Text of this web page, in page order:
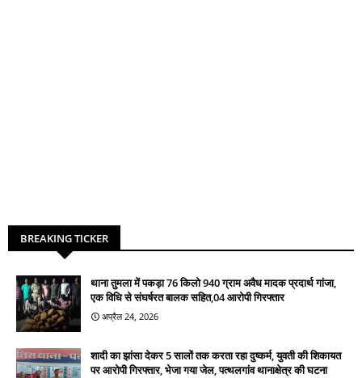
BREAKING TICKER
थाना तुमला में पकड़ा 76 किलो 940 ग्राम अवैध मादक प्रदार्थ गांजा,
एक विधि से संघर्षरत बालक सहित,04 आरोपी गिरफ्तार
अप्रैल 24, 2026
शादी का झांसा देकर 5 सालों तक करता रहा दुष्कर्म, युवती की शिकायत
पर आरोपी गिरफ्तार, भेजा गया जेल, पत्थलगांव थानाक्षेत्र की घटना